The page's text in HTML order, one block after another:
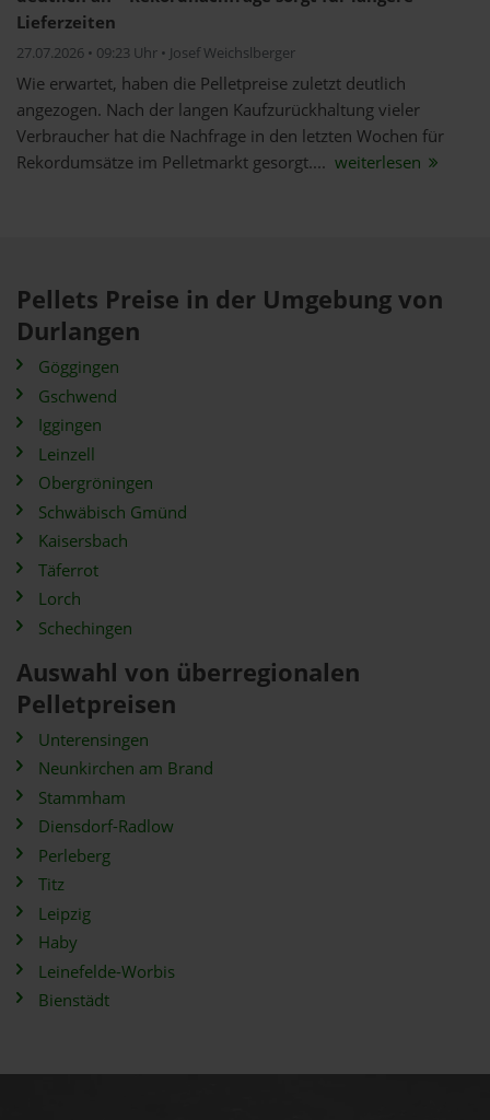
Lieferzeiten
27.07.2026 • 09:23 Uhr • Josef Weichslberger
Wie erwartet, haben die Pelletpreise zuletzt deutlich
angezogen. Nach der langen Kaufzurückhaltung vieler
Verbraucher hat die Nachfrage in den letzten Wochen für
Rekordumsätze im Pelletmarkt gesorgt.... weiterlesen
Pellets Preise in der Umgebung von
Durlangen
Göggingen
Gschwend
Iggingen
Leinzell
Obergröningen
Schwäbisch Gmünd
Kaisersbach
Täferrot
Lorch
Schechingen
Auswahl von überregionalen
Pelletpreisen
Unterensingen
Neunkirchen am Brand
Stammham
Diensdorf-Radlow
Perleberg
Titz
Leipzig
Haby
Leinefelde-Worbis
Bienstädt